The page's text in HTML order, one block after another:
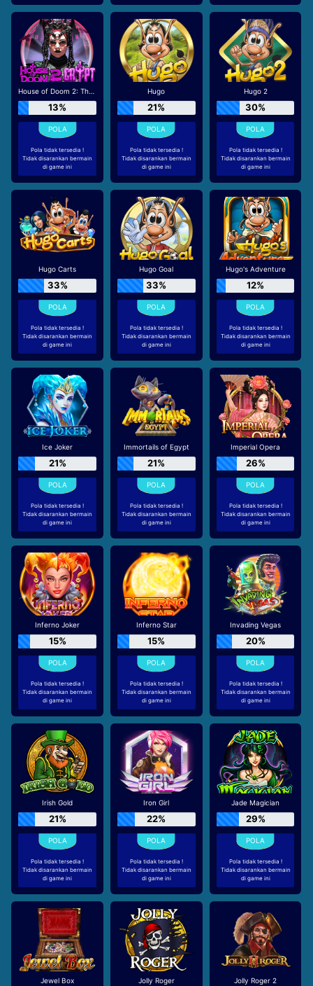
House of Doom 2: The Crypt
13%
Pola tidak tersedia !
Tidak disarankan bermain
di game ini
Hugo
21%
Pola tidak tersedia !
Tidak disarankan bermain
di game ini
Hugo 2
30%
Pola tidak tersedia !
Tidak disarankan bermain
di game ini
Hugo Carts
33%
Pola tidak tersedia !
Tidak disarankan bermain
di game ini
Hugo Goal
33%
Pola tidak tersedia !
Tidak disarankan bermain
di game ini
Hugo's Adventure
12%
Pola tidak tersedia !
Tidak disarankan bermain
di game ini
Ice Joker
21%
Pola tidak tersedia !
Tidak disarankan bermain
di game ini
Immortails of Egypt
21%
Pola tidak tersedia !
Tidak disarankan bermain
di game ini
Imperial Opera
26%
Pola tidak tersedia !
Tidak disarankan bermain
di game ini
Inferno Joker
15%
Pola tidak tersedia !
Tidak disarankan bermain
di game ini
Inferno Star
15%
Pola tidak tersedia !
Tidak disarankan bermain
di game ini
Invading Vegas
20%
Pola tidak tersedia !
Tidak disarankan bermain
di game ini
Irish Gold
21%
Pola tidak tersedia !
Tidak disarankan bermain
di game ini
Iron Girl
22%
Pola tidak tersedia !
Tidak disarankan bermain
di game ini
Jade Magician
29%
Pola tidak tersedia !
Tidak disarankan bermain
di game ini
Jewel Box Jolly Roger Jolly Roger 2